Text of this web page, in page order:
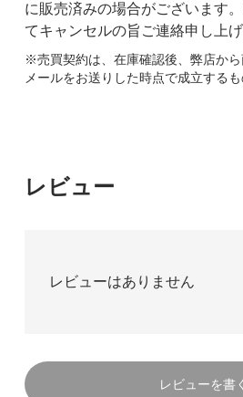
に販売済みの場合がございます
てキャンセルの旨ご連絡申し上げ
※売買契約は、在庫確認後、弊店か
メールをお送りした時点で成立するも
レビュー
レビューはありません
レビューを書く